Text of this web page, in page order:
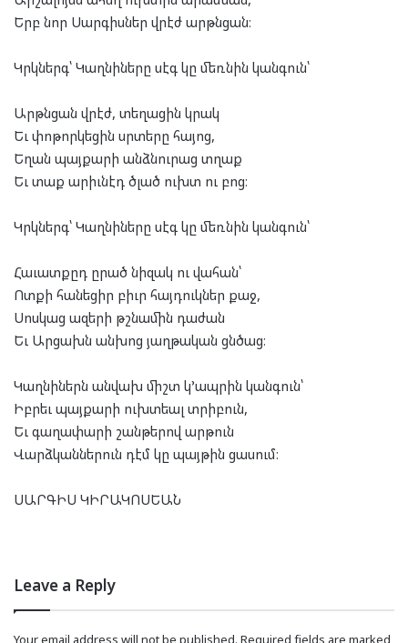
Երբ նոր Սարգիսներ վրէժ արթնցան։
Կրկներգ՝ Կաղնիները սէգ կը մեռնին կանգուն՝
Արթնցան վրէժ, տեղացին կրակ
Եւ փոթորկեցին սրտերը հայոց,
Եղան պայքարի անձնուրաց տղաք
Եւ տաք արիւնէդ ծլած ուխտ ու բոց։
Կրկներգ՝ Կաղնիները սէգ կը մեռնին կանգուն՝
Հաւատքըդ ըրած նիզակ ու վահան՝
Ոտքի հանեցիր բիւր հայդուկներ քաջ,
Սոսկաց ազերի թշնամին դաժան
Եւ Արցախն անխոց յաղթական ցնծաց։
Կաղնիներն անվախ միշտ կ’ապրին կանգուն՝
Իբրեւ պայքարի ուխտեալ տրիբուն,
Եւ գաղափարի շանթերով արթուն
Վարձկաններուն դէմ կը պայթին ցասում։
ՍԱՐԳԻՍ ԿԻՐԱԿՈՍԵԱՆ
Leave a Reply
Your email address will not be published. Required fields are marked